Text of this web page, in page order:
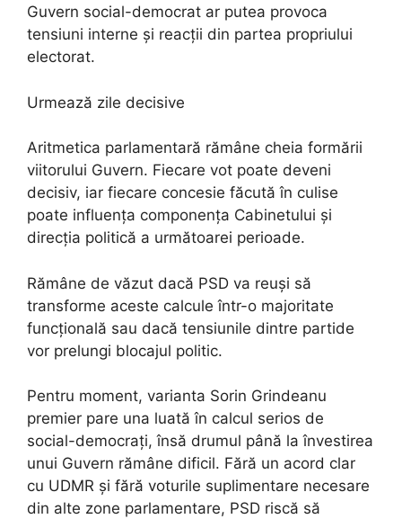
Guvern social-democrat ar putea provoca
tensiuni interne și reacții din partea propriului
electorat.
Urmează zile decisive
Aritmetica parlamentară rămâne cheia formării
viitorului Guvern. Fiecare vot poate deveni
decisiv, iar fiecare concesie făcută în culise
poate influența componența Cabinetului și
direcția politică a următoarei perioade.
Rămâne de văzut dacă PSD va reuși să
transforme aceste calcule într-o majoritate
funcțională sau dacă tensiunile dintre partide
vor prelungi blocajul politic.
Pentru moment, varianta Sorin Grindeanu
premier pare una luată în calcul serios de
social-democrați, însă drumul până la învestirea
unui Guvern rămâne dificil. Fără un acord clar
cu UDMR și fără voturile suplimentare necesare
din alte zone parlamentare, PSD riscă să